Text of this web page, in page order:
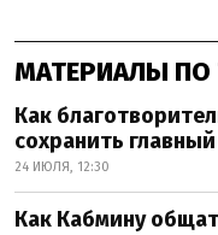
МАТЕРИАЛЫ ПО
Как
сохранить
24 ИЮЛЯ, 12:30
Как Кабмину